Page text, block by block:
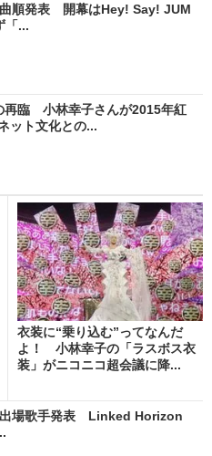
順発表 開幕はHey! Say! JUM
「...
再臨 小林幸子さんが2015年紅
ット文化との...
衣装に“乗り込む”ってなんだ
よ！ 小林幸子の「ラスボス衣
装」がニコニコ超会議に降...
出場歌手発表 Linked Horizon